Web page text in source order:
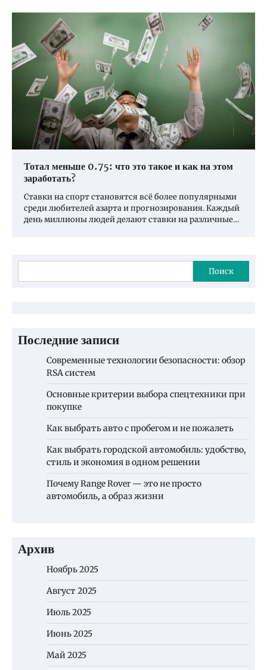
Тотал меньше 0.75: что это такое и как на этом
заработать?
Ставки на спорт становятся всё более популярными
среди любителей азарта и прогнозирования. Каждый
день миллионы людей делают ставки на различные…
Поиск
Последние записи
Современные технологии безопасности: обзор
RSA систем
Основные критерии выбора спецтехники при
покупке
Как выбрать авто с пробегом и не пожалеть
Как выбрать городской автомобиль: удобство,
стиль и экономия в одном решении
Почему Range Rover — это не просто
автомобиль, а образ жизни
Архив
Ноябрь 2025
Август 2025
Июль 2025
Июнь 2025
Май 2025